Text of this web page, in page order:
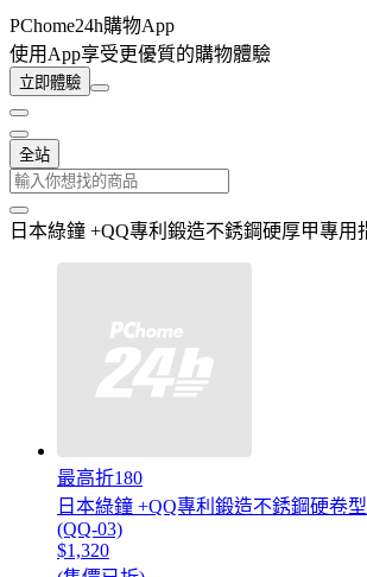
PChome24h購物App
使用App享受更優質的購物體驗
立即體驗
全站
日本綠鐘 +QQ專利鍛造不銹鋼硬厚甲專用
最高折180
日本綠鐘 +QQ專利鍛造不銹鋼硬卷
(QQ-03)
$1,320